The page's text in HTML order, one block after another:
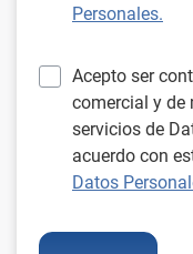
Personales.
Acepto ser
comercial y de
servicios de
acuerdo con
Datos